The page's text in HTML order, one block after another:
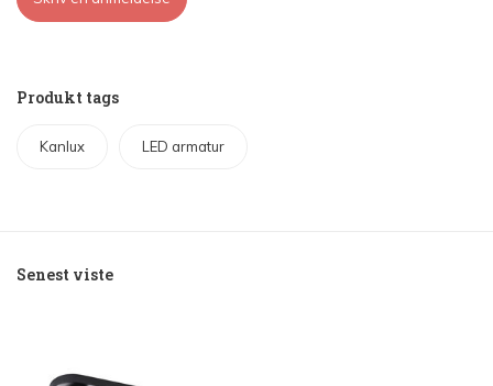
Produkt tags
Kanlux LED armatur
Senest viste